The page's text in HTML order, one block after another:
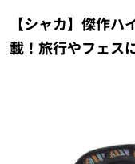
【シャカ】傑作
載！旅行やフェス